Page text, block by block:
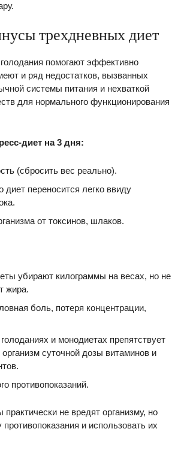
трехдневных диет
помогают эффективно
и ряд недостатков, вызванных
системы питания и нехваткой
для нормального функционирования
диет на 3 дня:
(сбросить вес реально).
диет переносится легко ввиду
от токсинов, шлаков.
убирают килограммы на весах, но не
жира.
боль, потеря концентрации,
и монодиетах препятствует
суточной дозы витаминов и
противопоказаний.
не вредят организму, но
и использовать их